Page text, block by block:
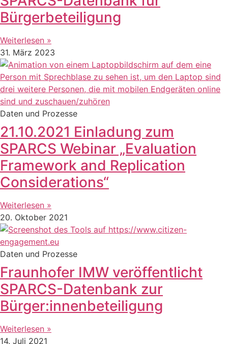
Bürgerbeteiligung
Weiterlesen »
31. März 2023
Daten und Prozesse
21.10.2021 Einladung zum
SPARCS Webinar „Evaluation
Framework and Replication
Considerations“
Weiterlesen »
20. Oktober 2021
Daten und Prozesse
Fraunhofer IMW veröffentlicht
SPARCS-Datenbank zur
Bürger:innenbeteiligung
Weiterlesen »
14. Juli 2021